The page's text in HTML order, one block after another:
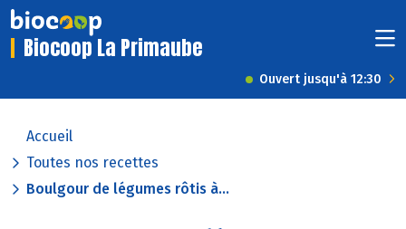
Biocoop La Primaube
Ouvert jusqu'à 12:30
Accueil
Toutes nos recettes
Boulgour de légumes rôtis à...